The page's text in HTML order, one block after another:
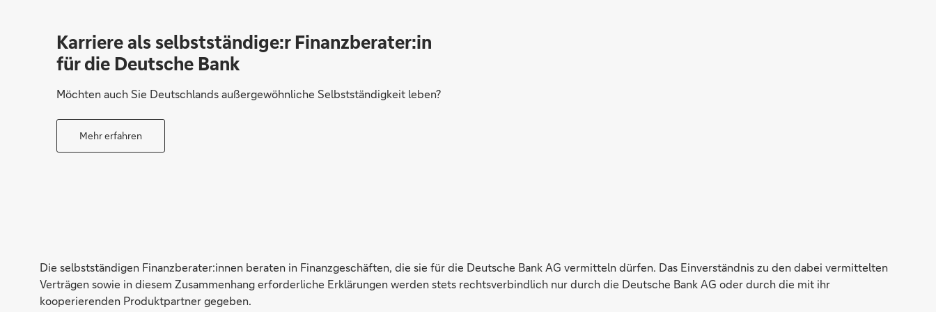
Karriere als selbstständige:r Finanzberater:in
für die Deutsche Bank
Möchten auch Sie Deutschlands außergewöhnliche Selbstständigkeit leben?
Mehr erfahren
Die selbstständigen Finanzberater:innen beraten in Finanzgeschäften, die sie für die Deutsche Bank AG vermitteln dürfen. Das Einverständnis zu den dabei vermittelten
Verträgen sowie in diesem Zusammenhang erforderliche Erklärungen werden stets rechtsverbindlich nur durch die Deutsche Bank AG oder durch die mit ihr
kooperierenden Produktpartner gegeben.